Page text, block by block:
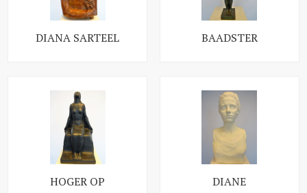
DIANA SARTEEL BAADSTER
HOGER OP DIANE